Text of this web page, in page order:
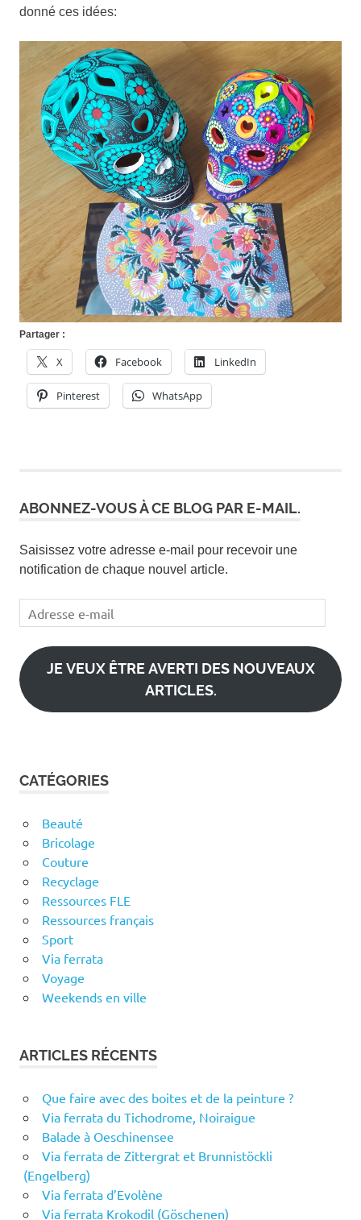
donné ces idées:
Partager :
X Facebook LinkedIn
Pinterest WhatsApp
ABONNEZ-VOUS À CE BLOG PAR E-MAIL.
Saisissez votre adresse e-mail pour recevoir une
notification de chaque nouvel article.
Adresse
e-
mail
JE VEUX ÊTRE AVERTI DES NOUVEAUX
ARTICLES.
CATÉGORIES
Beauté
Bricolage
Couture
Recyclage
Ressources FLE
Ressources français
Sport
Via ferrata
Voyage
Weekends en ville
ARTICLES RÉCENTS
Que faire avec des boites et de la peinture ?
Via ferrata du Tichodrome, Noiraigue
Balade à Oeschinensee
Via ferrata de Zittergrat et Brunnistöckli
(Engelberg)
Via ferrata d’Evolène
Via ferrata Krokodil (Göschenen)